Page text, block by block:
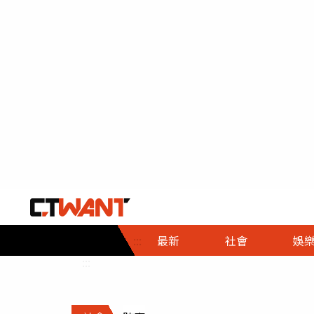
::: 最新 社會
社會首頁
時事
調查
娛樂
娛樂首頁
即時
財經首頁
熱線
政